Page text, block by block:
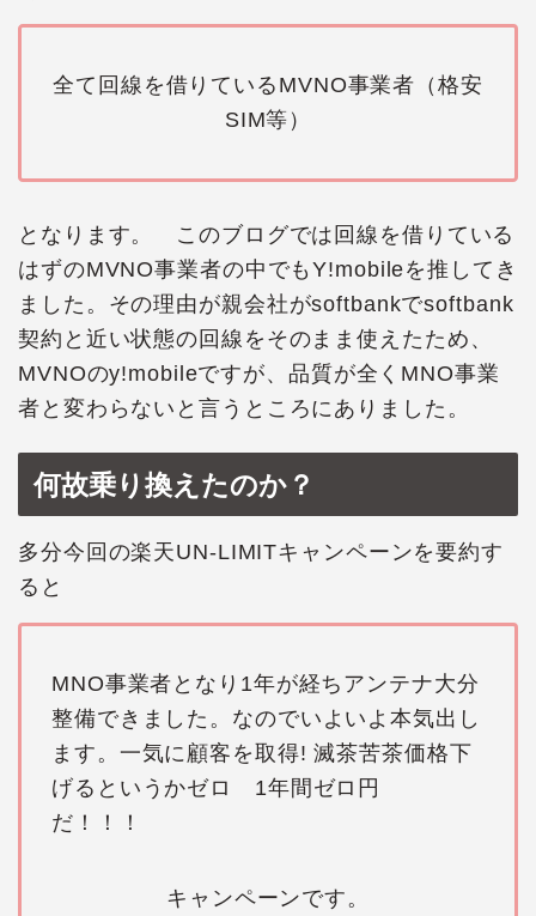
全て回線を借りているMVNO事業者（格安
SIM等）
となります。 このブログでは回線を借りている
はずのMVNO事業者の中でもY!mobileを推してき
ました。その理由が親会社がsoftbankでsoftbank
契約と近い状態の回線をそのまま使えたため、
MVNOのy!mobileですが、品質が全くMNO事業
者と変わらないと言うところにありました。
何故乗り換えたのか？
多分今回の楽天UN-LIMITキャンペーンを要約す
ると
MNO事業者となり1年が経ちアンテナ大分
整備できました。なのでいよいよ本気出し
ます。一気に顧客を取得! 滅茶苦茶価格下
げるというかゼロ 1年間ゼロ円
だ！！！
キャンペーンです。